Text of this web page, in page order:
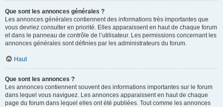
Que sont les annonces générales ?
Les annonces générales contiennent des informations très importantes que
vous devriez consulter en priorité. Elles apparaissent en haut de chaque forum
et dans le panneau de contrôle de l’utilisateur. Les permissions concernant les
annonces générales sont définies par les administrateurs du forum.
Haut
Que sont les annonces ?
Les annonces contiennent souvent des informations importantes sur le forum
dans lequel vous naviguez. Les annonces apparaissent en haut de chaque
page du forum dans lequel elles ont été publiées. Tout comme les annonces